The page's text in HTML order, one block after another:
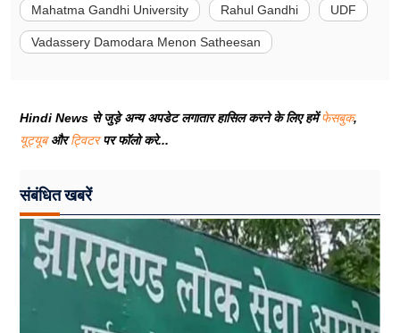
Mahatma Gandhi University Rahul Gandhi UDF
Vadassery Damodara Menon Satheesan
Hindi News से जुड़े अन्य अपडेट लगातार हासिल करने के लिए हमेंफेसबुक,
यूट्यूबऔरट्विटरपर फॉलो करे...
संबंधित खबरें